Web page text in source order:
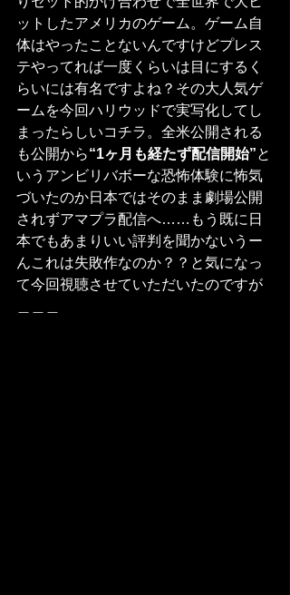
ットしたアメリカのゲーム。ゲーム自
体はやったことないんですけどプレス
テやってれば一度くらいは目にするく
らいには有名ですよね？その大人気ゲ
ームを今回ハリウッドで実写化してし
まったらしいコチラ。全米公開される
も公開から“1ヶ月も経たず配信開始”と
いうアンビリバボーな恐怖体験に怖気
づいたのか日本ではそのまま劇場公開
されずアマプラ配信へ……もう既に日
本でもあまりいい評判を聞かないうー
んこれは失敗作なのか？？と気になっ
て今回視聴させていただいたのですが